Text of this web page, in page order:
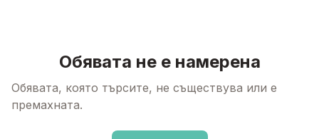
Обявата не е намерена
Обявата, която търсите, не съществува или е
премахната.